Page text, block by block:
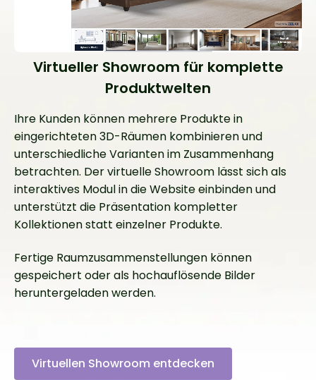
Virtueller Showroom für komplette
Produktwelten
Ihre Kunden können mehrere Produkte in
eingerichteten 3D-Räumen kombinieren und
unterschiedliche Varianten im Zusammenhang
betrachten. Der virtuelle Showroom lässt sich als
interaktives Modul in die Website einbinden und
unterstützt die Präsentation kompletter
Kollektionen statt einzelner Produkte.
Fertige Raumzusammenstellungen können
gespeichert oder als hochauflösende Bilder
heruntergeladen werden.
Virtuellen Showroom entdecken